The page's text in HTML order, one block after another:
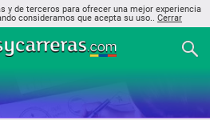
y de terceros para ofrecer una mejor experiencia
consideramos que acepta su uso.. Cerrar